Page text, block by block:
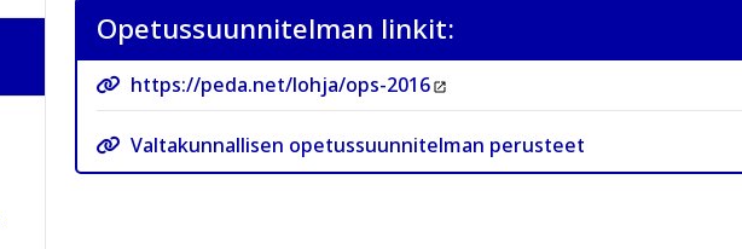
Opetussuunnitelman linkit:
https://peda.net/lohja/ops-2016
Valtakunnallisen opetussuunnitelman perusteet